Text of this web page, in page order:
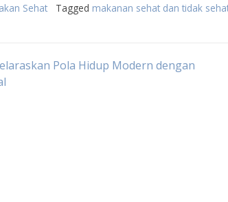
Sehat Tagged makanan sehat dan tidak
Pola Hidup Modern dengan